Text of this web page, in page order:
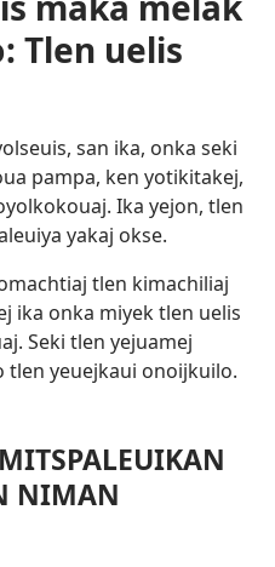
Tlen uelis
san ika, onka seki
pampa, ken yotikitakej,
Ika yejon, tlen
yakaj okse.
tlen kimachiliaj
ika onka miyek tlen uelis
Seki tlen yejuamej
tlen yeuejkaui onoijkuilo.
NIMAN